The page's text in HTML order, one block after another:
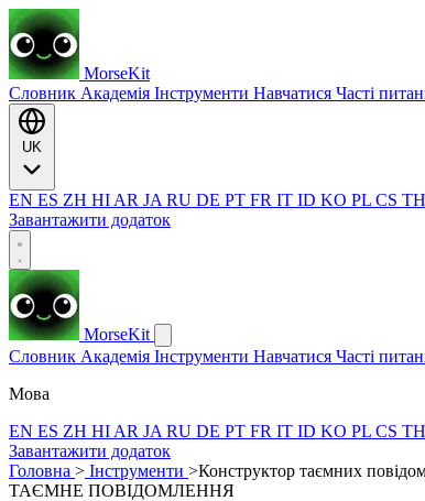
MorseKit
Словник Академія Інструменти Навчатися Часті
EN ES ZH HI AR JA RU DE PT FR IT ID KO PL CS TH
Завантажити додаток
MorseKit
Словник Академія Інструменти Навчатися Часті
Мова
EN ES ZH HI AR JA RU DE PT FR IT ID KO PL CS TH
Завантажити додаток
Головна > Інструменти >Конструктор таємних
ТАЄМНЕ ПОВІДОМЛЕННЯ